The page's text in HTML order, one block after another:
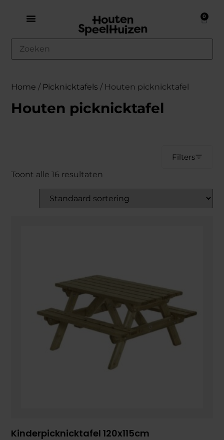
0
Home / Picknicktafels / Houten picknicktafel
Houten picknicktafel
Filters
Toont alle 16 resultaten
Kinderpicknicktafel 120x115cm